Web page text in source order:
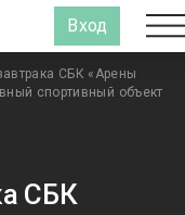
Вход
СБК «Арены
спортивный объект
СБК